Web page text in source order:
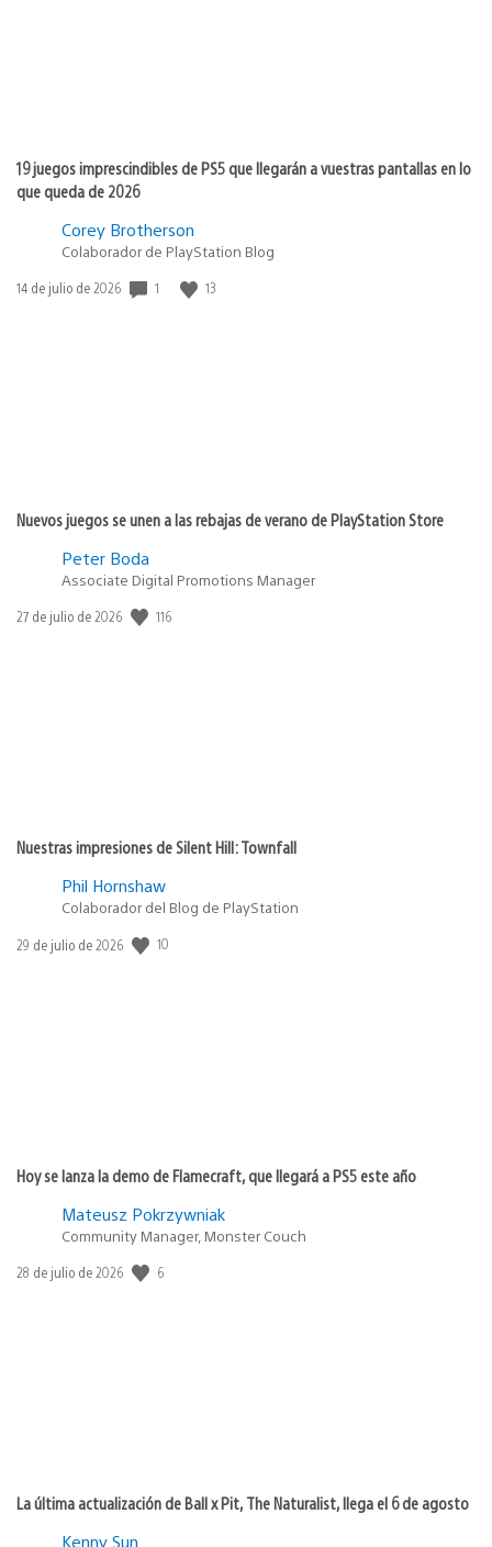
19 juegos imprescindibles de PS5 que llegarán a vuestras pantallas en lo
que queda de 2026
Corey Brotherson
Colaborador de PlayStation Blog
Fecha
14 de julio de 2026 1 13
Nuevos juegos se unen a las rebajas de verano de PlayStation Store
Peter Boda
Associate Digital Promotions Manager
Fecha
27 de julio de 2026 116
Nuestras impresiones de Silent Hill: Townfall
Phil Hornshaw
Colaborador del Blog de PlayStation
Fecha
29 de julio de 2026 10
Hoy se lanza la demo de Flamecraft, que llegará a PS5 este año
Mateusz Pokrzywniak
Community Manager, Monster Couch
Fecha
28 de julio de 2026 6
La última actualización de Ball x Pit, The Naturalist, llega el 6 de agosto
Kenny Sun